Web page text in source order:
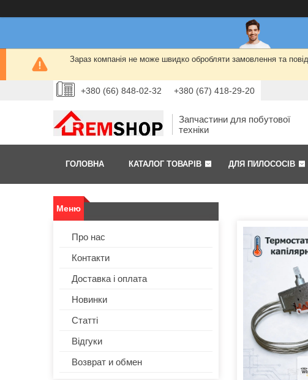
Зараз компанія не може швидко обробляти замовлення та
+380 (66) 848-02-32 +380 (67) 418-29-20
Запчастини для побутової
техніки
ГОЛОВНА КАТАЛОГ ТОВАРІВ ДЛЯ ПИЛОСОСІВ
Про нас
Контакти
Доставка і оплата
Новинки
Статті
Відгуки
Возврат и обмен